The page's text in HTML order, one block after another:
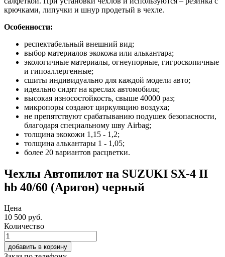
крючками, липучки и шнур продетый в чехле.
Особенности:
респектабельный внешний вид;
выбор материалов экокожа или алькантара;
экологичные материалы, огнеупорные, гигроскопичные
и гипоаллергенные;
сшиты индивидуально для каждой модели авто;
идеально сидят на креслах автомобиля;
высокая износостойкость, свыше 40000 раз;
микропоры создают циркуляцию воздуха;
не препятствуют срабатыванию подушек безопасности,
благодаря специальному шву Airbag;
толщина экокожи 1,15 - 1,2;
толщина алькантары 1 - 1,05;
более 20 вариантов расцветки.
Чехлы Автопилот на SUZUKI SX-4 II
hb 40/60 (Аригон) черный
Цена
10 500 руб.
Количество
добавить в корзину